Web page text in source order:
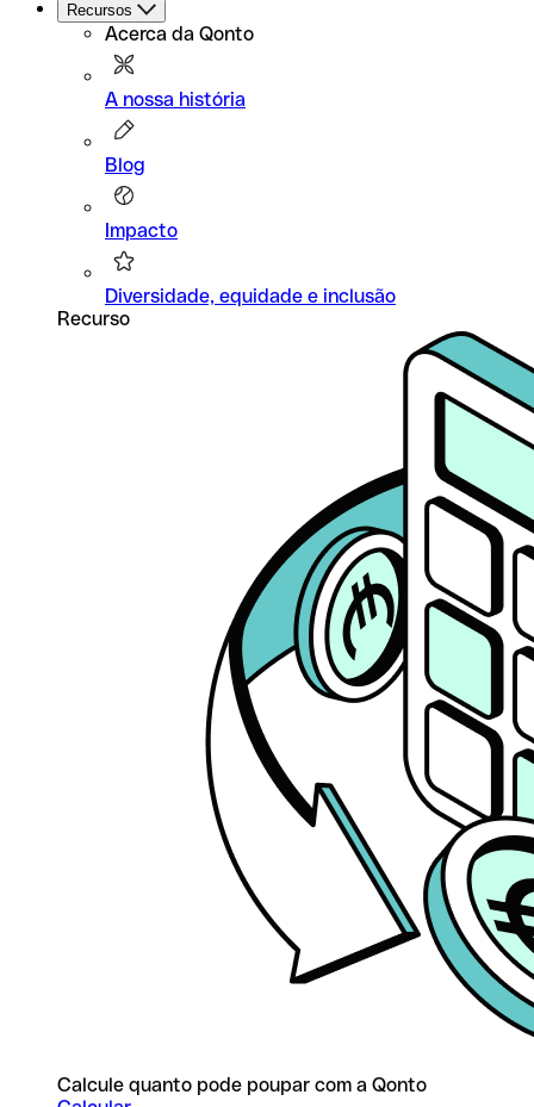
Recursos
Acerca da Qonto
A nossa história
Blog
Impacto
Diversidade, equidade e inclusão
Recurso
Calcule quanto pode poupar com a Qonto